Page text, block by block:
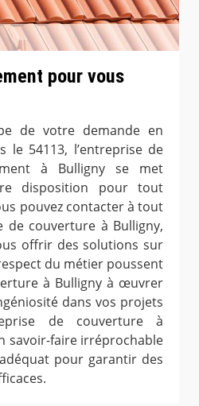
pour vous
de votre demande en
le 54113, l’entreprise de
à Bulligny se met
disposition pour tout
pouvez contacter à tout
de couverture à Bulligny,
offrir des solutions sur
du métier poussent
à Bulligny à œuvrer
dans vos projets
de couverture à
savoir-faire irréprochable
pour garantir des